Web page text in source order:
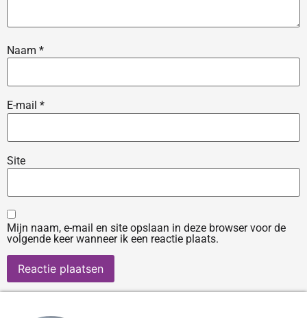
Naam *
E-mail *
Site
Mijn naam, e-mail en site opslaan in deze browser voor de
volgende keer wanneer ik een reactie plaats.